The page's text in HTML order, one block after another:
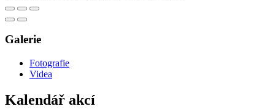
Galerie
Fotografie
Videa
Kalendář akcí